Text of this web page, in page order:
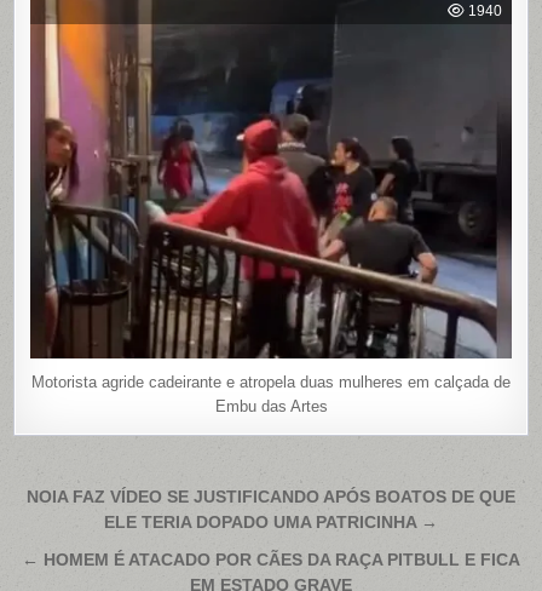
1940
Motorista agride cadeirante e atropela duas mulheres em calçada de
Embu das Artes
Navegação
Post
NOIA FAZ VÍDEO SE JUSTIFICANDO APÓS BOATOS DE QUE
ELE TERIA DOPADO UMA PATRICINHA →
← HOMEM É ATACADO POR CÃES DA RAÇA PITBULL E FICA
EM ESTADO GRAVE